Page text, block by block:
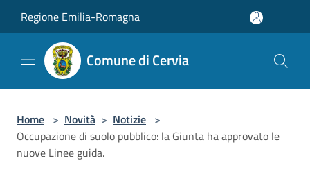
Regione Emilia-Romagna
Comune di Cervia
Home > Novità > Notizie >
Occupazione di suolo pubblico: la Giunta ha approvato le
nuove Linee guida.